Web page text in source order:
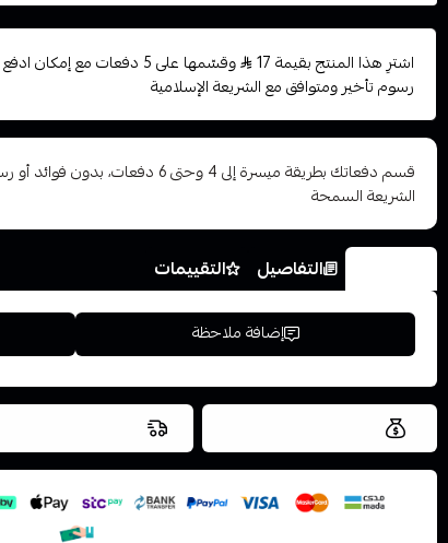
اشترِ هذا المنتج بقيمة 17
وقسّمها على 5 دفعات مع
رسوم تأخير ومتوافق مع الشريعة الإسلامية
قسم دفعاتك بطريقة ميسرة إلى 4 وحتى 6 دفعات،
الشريعة السمحة
التفاصيل التقييمات
إضافة ملاحظة
اسحب و افلت الملف
استعراض
العروض والشحن مجاني